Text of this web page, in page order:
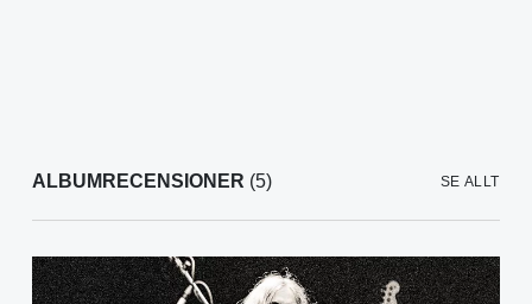
ALBUMRECENSIONER (5) SE ALLT